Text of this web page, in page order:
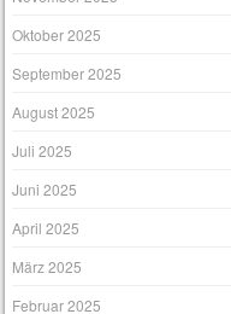
Oktober 2025
September 2025
August 2025
Juli 2025
Juni 2025
April 2025
März 2025
Februar 2025